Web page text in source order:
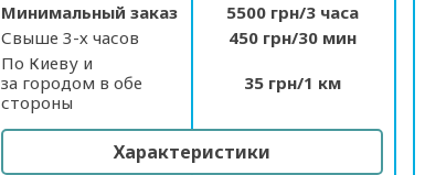
Минимальный заказ
5500 грн/3 часа
Свыше 3-х часов
450 грн/30 мин
По Киеву и
за городом в обе
стороны
35 грн/1 км
Характеристики